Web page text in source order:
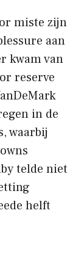
miste zijn
aan
kwam van
reserve
in de
waarbij
telde niet
helft